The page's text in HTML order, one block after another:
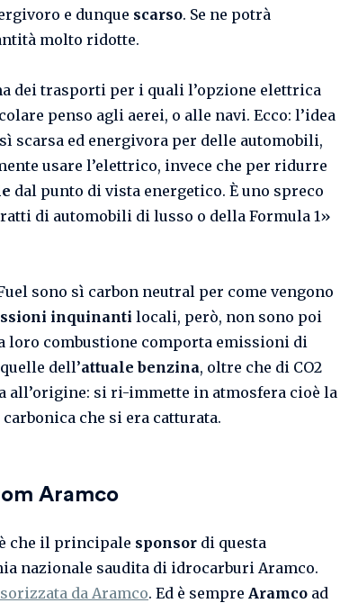
e dunque scarso. Se ne potrà
molto ridotte.
dei trasporti per i quali l’opzione elettrica
penso agli aerei, o alle navi. Ecco: l’idea
scarsa ed energivora per delle automobili,
usare l’elettrico, invece che per ridurre
dal punto di vista energetico. È uno spreco
di automobili di lusso o della Formula 1»
sono sì carbon neutral per come vengono
inquinanti locali, però, non sono poi
loro combustione comporta emissioni di
dell’attuale benzina, oltre che di CO2
all’origine: si ri-immette in atmosfera cioè la
che si era catturata.
Aramco
che il principale sponsor di questa
nazionale saudita di idrocarburi Aramco.
da Aramco. Ed è sempre Aramco ad